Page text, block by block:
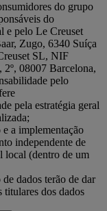
do grupo
do
e pelo Le Creuset
Zugo, 6340 Suíça
SL, NIF
2º, 08007 Barcelona,
pelo
pela estratégia geral
a implementação
independente de
local (dentro de um
dados terão de dar
titulares dos dados